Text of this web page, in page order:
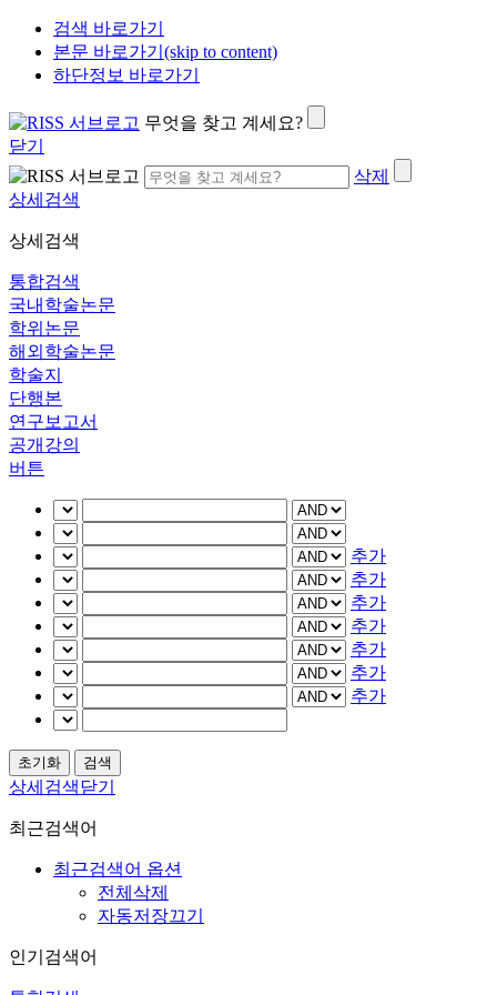
검색 바로가기
본문 바로가기(skip to content)
하단정보 바로가기
무엇을 찾고 계세요?
닫기
삭제
상세검색
상세검색
통합검색
국내학술논문
학위논문
해외학술논문
학술지
단행본
연구보고서
공개강의
버튼
추가
추가
추가
추가
추가
추가
추가
상세검색닫기
최근검색어
최근검색어 옵션
전체삭제
자동저장끄기
인기검색어